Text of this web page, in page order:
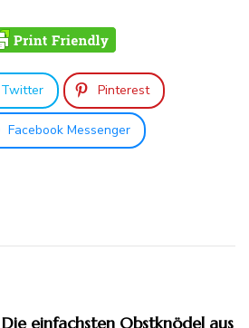
Twitter Pinterest
Facebook Messenger
Die einfachsten Obstknödel aus